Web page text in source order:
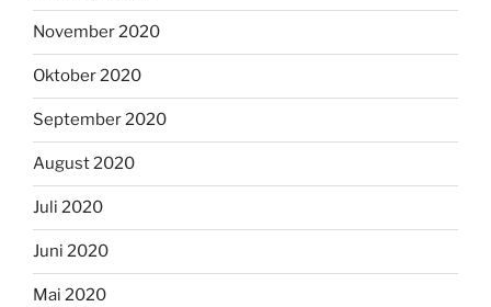
November 2020
Oktober 2020
September 2020
August 2020
Juli 2020
Juni 2020
Mai 2020